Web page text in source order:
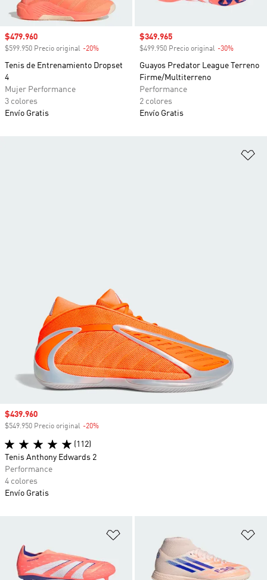
Precio de venta
$479.960
$599.950 Precio original -20%
Tenis de Entrenamiento Dropset
4
Mujer Performance
3 colores
Envío Gratis
Precio de venta
$349.965
$499.950 Precio original -30%
Guayos Predator League Terreno
Firme/Multiterreno
Performance
2 colores
Envío Gratis
Precio de venta
$439.960
$549.950 Precio original -20%
(112)
Tenis Anthony Edwards 2
Performance
4 colores
Envío Gratis